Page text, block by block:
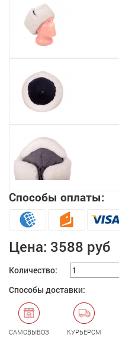
Способы оплаты:
Цена: 3588 руб
Количество:
Способы доставки:
САМОВЫВОЗ КУРЬЕРОМ